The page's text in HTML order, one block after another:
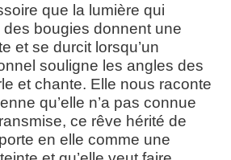
que la lumière qui
des bougies donnent une
et se durcit lorsqu’un
souligne les angles des
et chante. Elle nous raconte
qu’elle n’a pas connue
ce rêve hérité de
en elle comme une